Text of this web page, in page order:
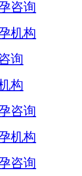
咨询
机构
询
构
咨询
机构
咨询